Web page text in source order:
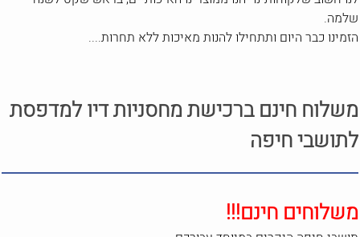
שלמה.
הזמינו כבר היום ותתחילו להנות מאיכות ללא תחרות....
משלוח חינם ברכישת מחסניות דיו למדפסת
לתושבי חיפה
משלוחים חינם!!!